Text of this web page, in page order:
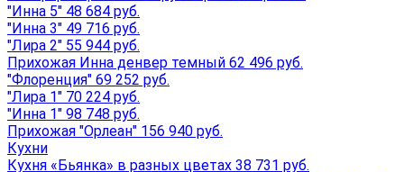
"Инна 5" 48 684 руб.
"Инна 3" 49 716 руб.
"Лира 2" 55 944 руб.
Прихожая Инна денвер темный 62 496 руб.
"Флоренция" 69 252 руб.
"Лира 1" 70 224 руб.
"Инна 1" 98 748 руб.
Прихожая "Орлеан" 156 940 руб.
Кухни
Кухня «Бьянка» в разных цветах 38 731 руб.